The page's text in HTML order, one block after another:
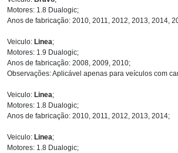
Motores: 1.8 Dualogic;
Anos de fabricação: 2010, 2011, 2012, 2013, 2014,
Veiculo: Linea;
Motores: 1.9 Dualogic;
Anos de fabricação: 2008, 2009, 2010;
Observações: Aplicável apenas para veículos com
Veiculo: Linea;
Motores: 1.8 Dualogic;
Anos de fabricação: 2010, 2011, 2012, 2013, 2014;
Veiculo: Linea;
Motores: 1.8 Dualogic;